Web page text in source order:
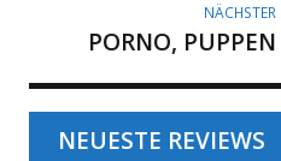
NÄCHSTER
PORNO,
NEUESTE REVIEWS